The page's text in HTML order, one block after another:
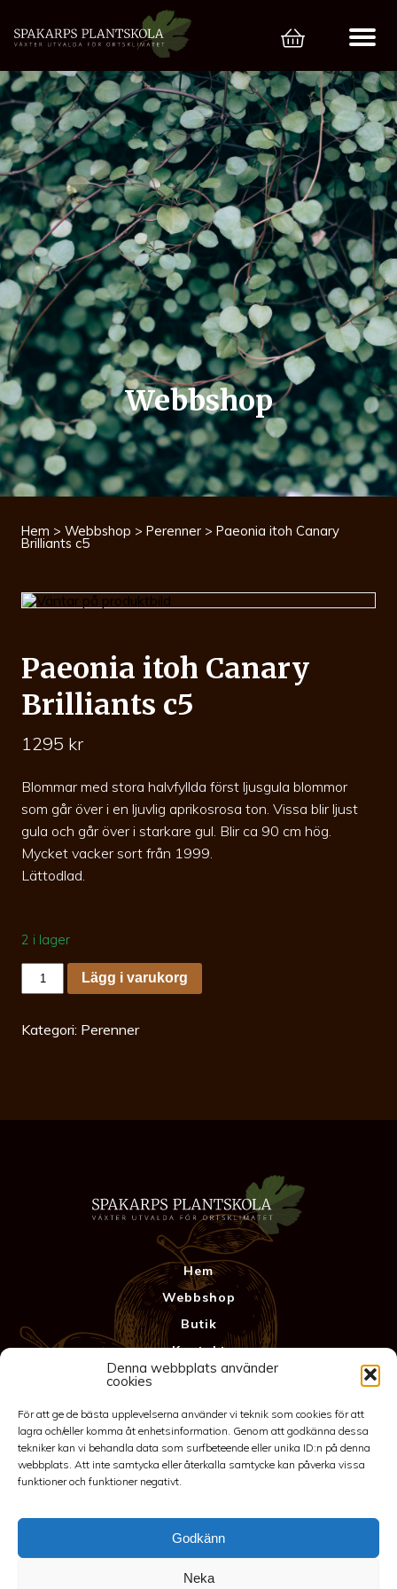
Denna webbplats använder
cookies
För att ge de bästa upplevelserna använder vi teknik som cookies för att
lagra och/eller komma åt enhetsinformation. Genom att godkänna dessa
tekniker kan vi behandla data som surfbeteende eller unika ID:n på denna
webbplats. Att inte samtycka eller återkalla samtycke kan påverka vissa
funktioner och funktioner negativt.
Godkänn
Neka
Webbshop
Hem > Webbshop > Perenner > Paeonia itoh Canary
Brilliants c5
Paeonia itoh Canary
Brilliants c5
1295 kr
Blommar med stora halvfyllda först ljusgula blommor
som går över i en ljuvlig aprikosrosa ton. Vissa blir ljust
gula och går över i starkare gul. Blir ca 90 cm hög.
Mycket vacker sort från 1999.
Lättodlad.
2 i lager
Paeonia
itoh
Canary
c5
mängd
Lägg i varukorg
Kategori: Perenner
Hem
Webbshop
Butik
Kontakt
Anläggning
Integritetspolicy